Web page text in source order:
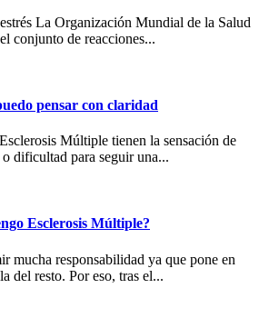
La Organización Mundial de la Salud
conjunto de reacciones...
pensar con claridad
Múltiple tienen la sensación de
dificultad para seguir una...
Esclerosis Múltiple?
mucha responsabilidad ya que pone en
del resto. Por eso, tras el...